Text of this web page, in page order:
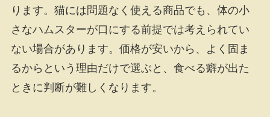
ります。猫には問題なく使える商品でも、体の小
さなハムスターが口にする前提では考えられてい
ない場合があります。価格が安いから、よく固ま
るからという理由だけで選ぶと、食べる癖が出た
ときに判断が難しくなります。